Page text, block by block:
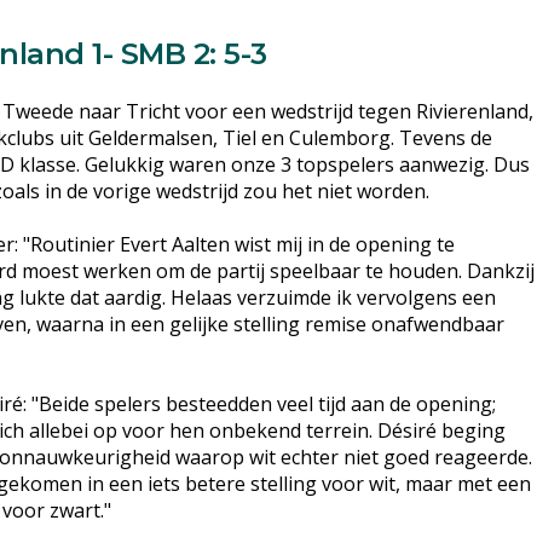
1- SMB 2: 5-3
naar Tricht voor een wedstrijd tegen Rivierenland,
uit Geldermalsen, Tiel en Culemborg. Tevens de
klasse. Gelukkig waren onze 3 topspelers aanwezig. Dus
in de vorige wedstrijd zou het niet worden.
"Routinier Evert Aalten wist mij in de opening te
moest werken om de partij speelbaar te houden. Dankzij
lukte dat aardig. Helaas verzuimde ik vervolgens een
waarna in een gelijke stelling remise onafwendbaar
"Beide spelers besteedden veel tijd aan de opening;
allebei op voor hen onbekend terrein. Désiré beging
waarop wit echter niet goed reageerde.
in een iets betere stelling voor wit, maar met een
zwart."